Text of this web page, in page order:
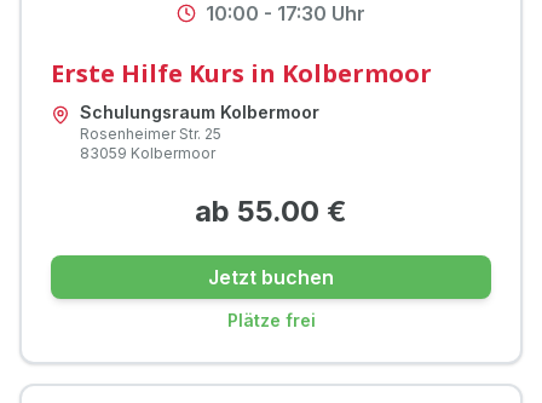
10:00 - 17:30 Uhr
Erste Hilfe Kurs in Kolbermoor
Schulungsraum Kolbermoor
Rosenheimer Str. 25
83059 Kolbermoor
ab 55.00 €
Jetzt buchen
Plätze frei